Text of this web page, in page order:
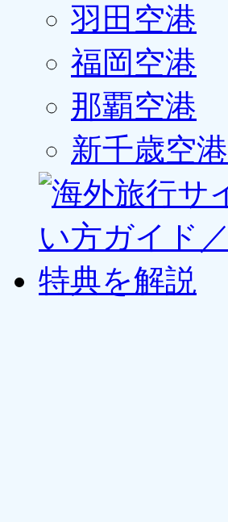
羽田空港
福岡空港
那覇空港
新千歳空港